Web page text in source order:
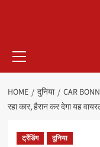
Menu
HOME दुनिया
CAR
रहा कार, हैरान कर देगा यह
ट्रेंडिंग दुनिया